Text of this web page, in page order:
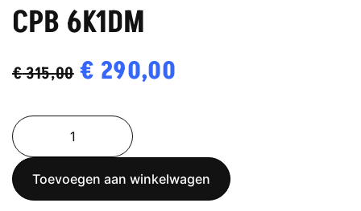
CPB 6K1DM
€315,00 Oorspronkelijke
was:
€ 315,00.
€ 290,00
€ 290,00.
CPB
6K1DM
aantal
Toevoegen aan winkelwagen